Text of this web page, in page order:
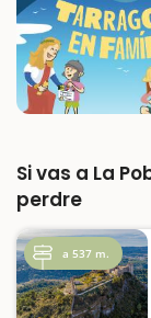
Si vas a La
perdre
a 537 m.